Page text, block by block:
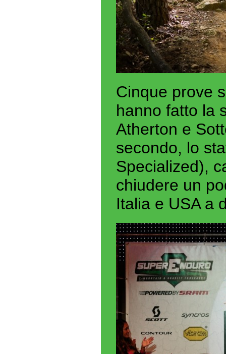
Cinque prove
hanno fatto la
Atherton e
secondo, lo
Specialized),
chiudere un
Italia e USA a